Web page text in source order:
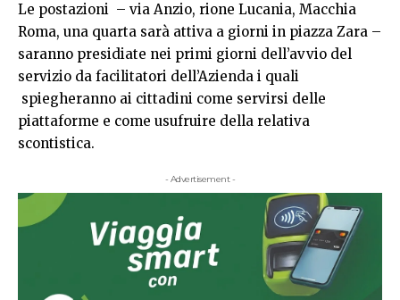
Le postazioni – via Anzio, rione Lucania, Macchia
Roma, una quarta sarà attiva a giorni in piazza Zara –
saranno presidiate nei primi giorni dell’avvio del
servizio da facilitatori dell’Azienda i quali
spiegheranno ai cittadini come servirsi delle
piattaforme e come usufruire della relativa
scontistica.
- Advertisement -